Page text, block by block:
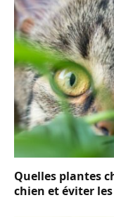
Quelles plantes
chien et éviter